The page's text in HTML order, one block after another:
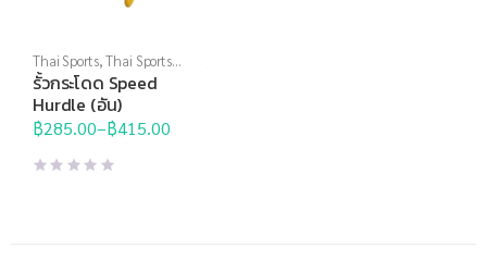
Thai Sports,Thai Sports
Brand,อุปกรณ์ฝึกซ้อม
สนาม,อุปกรณ์สนามอื่นๆ
รั้วกระโดด Speed
Hurdle (อัน)
฿285.00–฿415.00
Price
range:
฿285.00